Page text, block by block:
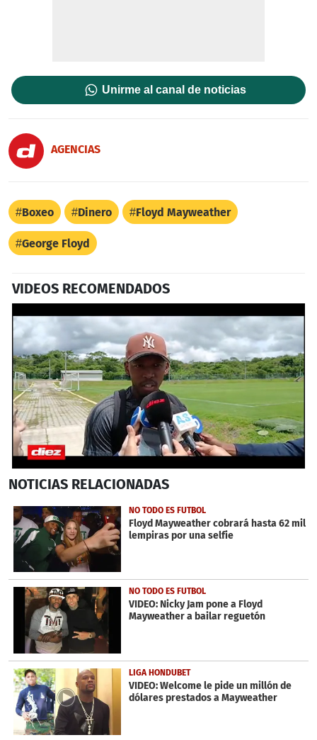
Unirme al canal de noticias
AGENCIAS
Boxeo Dinero Floyd Mayweather
George Floyd
VIDEOS RECOMENDADOS
seconds
4
minutes,
31
seconds
NOTICIAS RELACIONADAS
NO TODO ES FUTBOL
Floyd Mayweather cobrará hasta 62 mil
lempiras por una selfie
NO TODO ES FUTBOL
VIDEO: Nicky Jam pone a Floyd
Mayweather a bailar reguetón
LIGA HONDUBET
VIDEO: Welcome le pide un millón de
dólares prestados a Mayweather